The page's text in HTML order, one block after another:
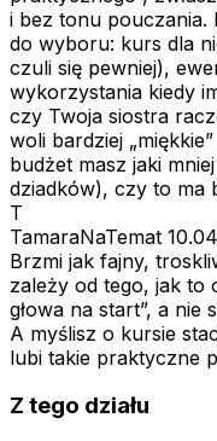
i bez tonu pouczania.
do wyboru: kurs dla
czuli się pewniej),
wykorzystania kiedy
czy Twoja siostra
woli bardziej
budżet masz jaki
dziadków), czy to ma
T
TamaraNaTemat
Brzmi jak fajny,
zależy od tego, jak to
głowa na start”, a nie
A myślisz o kursie
lubi takie praktyczne
Z tego działu